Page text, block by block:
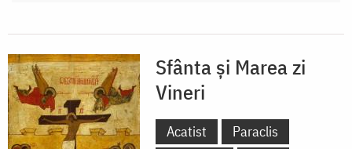
Sfânta și Marea zi
Vineri
Acatist
Paraclis